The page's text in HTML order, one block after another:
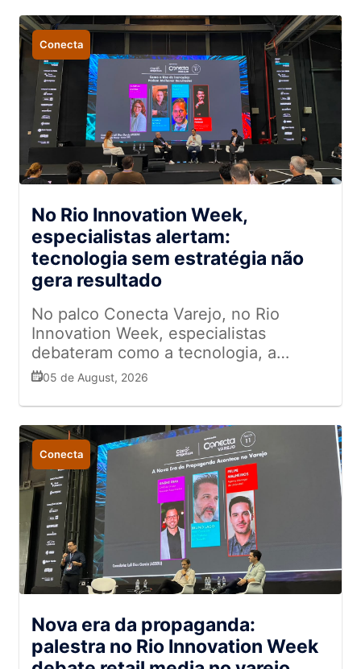
Conecta
No Rio Innovation Week,
especialistas alertam:
tecnologia sem estratégia não
gera resultado
No palco Conecta Varejo, no Rio
Innovation Week, especialistas
debateram como a tecnologia, a
análise de dados e a inteligência
competitividade e a eficiência
operacional das empresas
05 de August, 2026
Conecta
Nova era da propaganda:
palestra no Rio Innovation Week